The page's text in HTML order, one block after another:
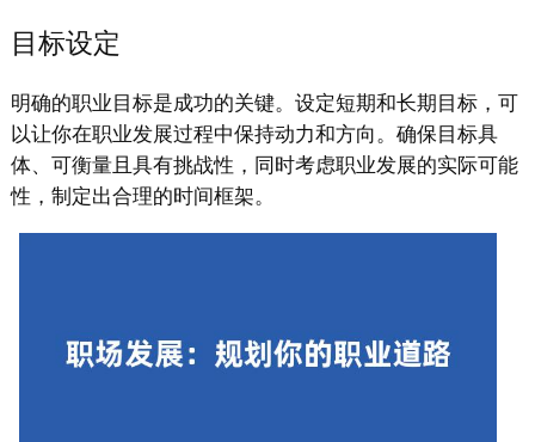
目标设定
明确的职业目标是成功的关键。设定短期和长期目标，可
以让你在职业发展过程中保持动力和方向。确保目标具
体、可衡量且具有挑战性，同时考虑职业发展的实际可能
性，制定出合理的时间框架。